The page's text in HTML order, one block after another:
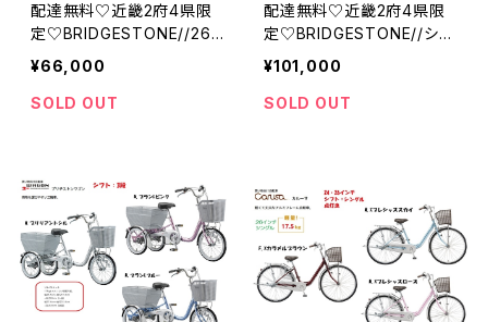
配達無料♡近畿2府4県限
定♡BRIDGESTONE//26・
27インチ//7段//マクローザ
7S//ブリジストン
¥66,000
SOLD OUT
配達無料♡近畿2府4県限
定♡BRIDGESTONE//シン
グル//ブリジストンワゴン//
ブリジストン
¥101,000
SOLD OUT